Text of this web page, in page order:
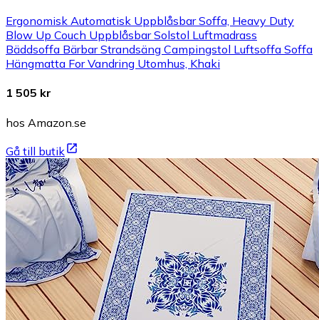
Ergonomisk Automatisk Uppblåsbar Soffa, Heavy Duty
Blow Up Couch Uppblåsbar Solstol Luftmadrass
Bäddsoffa Bärbar Strandsäng Campingstol Luftsoffa Soffa
Hängmatta For Vandring Utomhus, Khaki
1 505 kr
hos Amazon.se
Gå till butik